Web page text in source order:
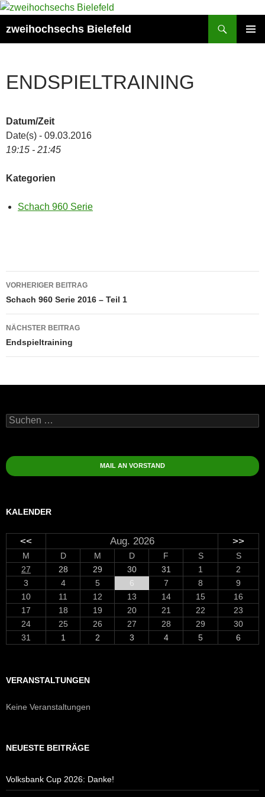
Zum
springen
zweihochsechs Bielefeld
ENDSPIELTRAINING
Datum/Zeit
Date(s) - 09.03.2016
19:15 - 21:45
Kategorien
Schach 960 Serie
Beitragsnavigation
VORHERIGER BEITRAG
Schach 960 Serie 2016 – Teil 1
NÄCHSTER BEITRAG
Endspieltraining
Suchen
nach:
MAIL AN VORSTAND
KALENDER
<< Aug. 2026 >>
M D M D F S
S
27
28 29 30 31 1
2
3
4 5 6 7 8
9
10
11 12 13 14 15
16
17
18 19 20 21 22
23
24
25 26 27 28 29
30
31
1 2 3 4 5 6
VERANSTALTUNGEN
Keine Veranstaltungen
NEUESTE BEITRÄGE
Volksbank Cup 2026: Danke!